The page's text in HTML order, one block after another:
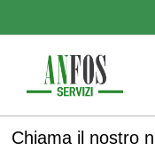
Chiama il nostro